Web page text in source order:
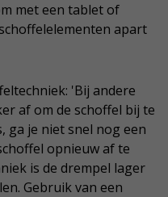
met een tablet of
apart
'Bij andere
af om de schoffel bij te
ga je niet snel nog een
opnieuw af te
is de drempel lager
Gebruik van een